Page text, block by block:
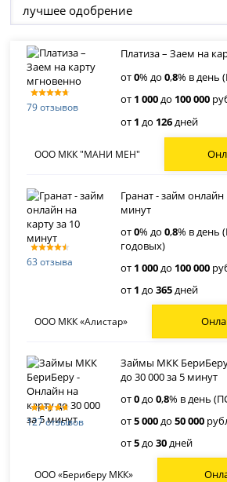
лучшее одобрение
79 отзывов
Платиза – Заем на
от0% до0,8% в день
от 1 000до 100 000
от 1 до 126дней
ООО МКК "МАНИ МЕН"
63 отзыва
Гранат - займ онлайн
минут
от0% до0,8% в день
годовых)
от 1 000до 100 000
от 1 до365дней
ООО МКК «Алистар»
127 отзывов
Займы МКК
до 30 000 за 5 минут
от0до0,8% в день
от5 000до50 000
от5до30дней
ООО «Бериберу МКК»